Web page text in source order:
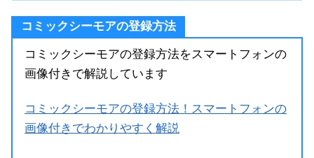
コミックシーモアの登録方法
コミックシーモアの登録方法をスマートフォンの
画像付きで解説しています
コミックシーモアの登録方法！スマートフォンの
画像付きでわかりやすく解説